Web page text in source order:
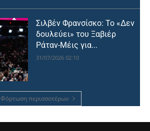
Σιλβέν Φρανσίσκο: Το «Δεν
δουλεύει» του Ξαβιέρ
Ράταν-Μέις για...
31/07/2026 02:10
Φόρτωση περισσοτέρων